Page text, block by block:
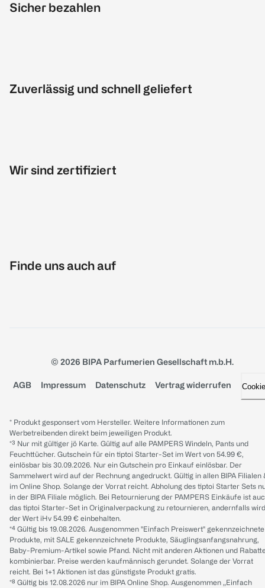
Sicher bezahlen
Zuverlässig und schnell geliefert
Wir sind zertifiziert
Finde uns auch auf
© 2026 BIPA Parfumerien Gesellschaft m.b.H.
AGB Impressum Datenschutz Vertrag widerrufen
* Produkt gesponsert vom Hersteller. Weitere Informationen zum
Werbetreibenden direkt beim jeweiligen Produkt.
*³ Nur mit gültiger jö Karte. Gültig auf alle PAMPERS Windeln, Pants und
Feuchttücher. Gutschein für ein tiptoi Starter-Set im Wert von 54.99 €,
einlösbar bis 30.09.2026. Nur ein Gutschein pro Einkauf einlösbar. Der
Sammelwert wird auf der Rechnung angedruckt. Gültig in allen BIPA Filialen
im Online Shop. Solange der Vorrat reicht. Abholung des tiptoi Starter Sets
in der BIPA Filiale möglich. Bei Retournierung der PAMPERS Einkäufe ist
das tiptoi Starter-Set in Originalverpackung zu retournieren, andernfalls wird
der Wert iHv 54.99 € einbehalten.
*⁴ Gültig bis 19.08.2026. Ausgenommen "Einfach Preiswert" gekennzeichnete
Produkte, mit SALE gekennzeichnete Produkte, Säuglingsanfangsnahrung,
Baby-Premium-Artikel sowie Pfand. Nicht mit anderen Aktionen und
kombinierbar. Preise werden kaufmännisch gerundet. Solange der Vorrat
reicht. Bei 1+1 Aktionen ist das günstigste Produkt gratis.
*⁸ Gültig bis 12.08.2026 nur im BIPA Online Shop. Ausgenommen „Einfach